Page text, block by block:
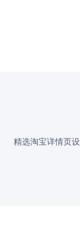
精选淘宝详情页